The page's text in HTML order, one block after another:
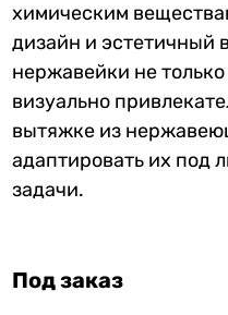
химическим
дизайн и эстетичный
нержавейки не
визуально
вытяжке из
адаптировать их под
задачи.
Под заказ